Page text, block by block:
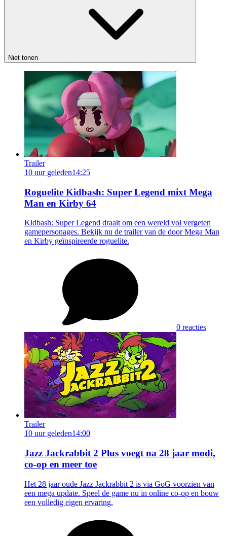
Niet tonen
Trailer
10 uur geleden14:25
Roguelite Kidbash: Super Legend mixt Mega
Man en Kirby 64
Kidbash: Super Legend draait om een wereld vol vergeten
gamepersonages. Bekijk nu de trailer van de door Mega Man
en Kirby geïnspireerde roguelite.
0 reacties
Trailer
10 uur geleden14:00
Jazz Jackrabbit 2 Plus voegt na 28 jaar modi,
co-op en meer toe
Het 28 jaar oude Jazz Jackrabbit 2 is via GoG voorzien van
een mega update. Speel de game nu in online co-op en bouw
een volledig eigen ervaring.